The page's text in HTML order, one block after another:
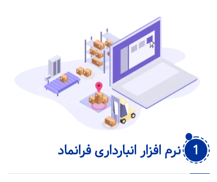
1 نرم افزار انبارداری فرانماد